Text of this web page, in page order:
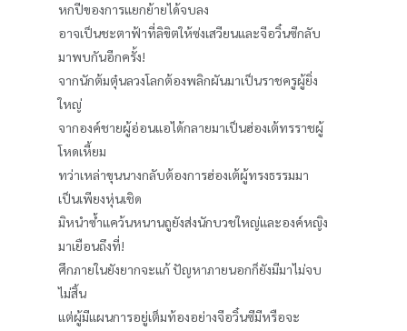
หกปีของการแยกย้ายได้จบลง
อาจเป็นชะตาฟ้าที่ลิขิตให้ซ่งเสวียนและจีอวิ๋นซีกลับ
มาพบกันอีกครั้ง!
จากนักต้มตุ๋นลวงโลกต้องพลิกผันมาเป็นราชครูผู้ยิ่ง
ใหญ่
จากองค์ชายผู้อ่อนแอได้กลายมาเป็นฮ่องเต้ทรราชผู้
โหดเหี้ยม
ทว่าเหล่าขุนนางกลับต้องการฮ่องเต้ผู้ทรงธรรมมา
เป็นเพียงหุ่นเชิด
มิหนำซ้ำแคว้นหนานถูยังส่งนักบวชใหญ่และองค์หญิง
มาเยือนถึงที่!
ศึกภายในยังยากจะแก้ ปัญหาภายนอกก็ยังมีมาไม่จบ
ไม่สิ้น
แต่ผู้มีแผนการอยู่เต็มท้องอย่างจีอวิ๋นซีมีหรือจะ